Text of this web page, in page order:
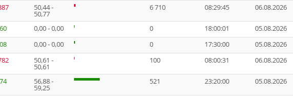
50,44 -
50,77
6 710 08:29:45 06.08.2026
0,00 - 0,00 0 18:00:01
05.08.2026
0,00 - 0,00 0 17:30:00
05.08.2026
50,61 -
50,61
100 08:00:31 06.08.2026
56,88 -
59,25
521 23:20:00 05.08.2026